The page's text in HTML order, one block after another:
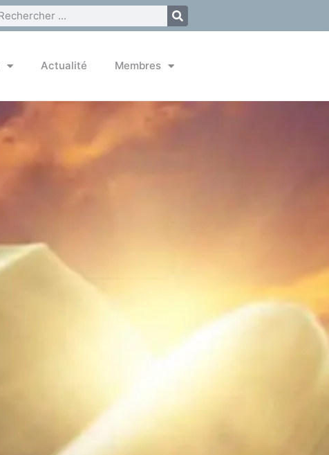
Actualité Membres